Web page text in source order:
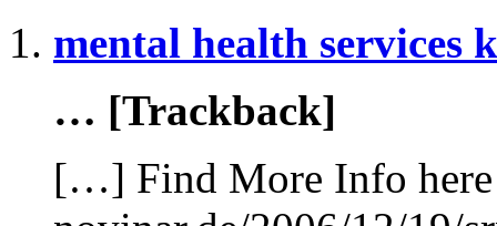
mental health services
… [Trackback]
[…] Find More Info here